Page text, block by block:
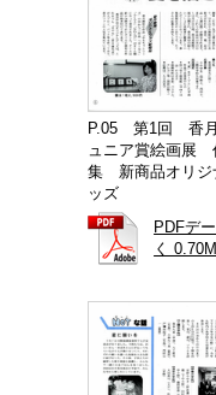
P.05 第1回 香
ュニア賞絵画展
集 新商品オリジ
ッズ
PDFデ
く